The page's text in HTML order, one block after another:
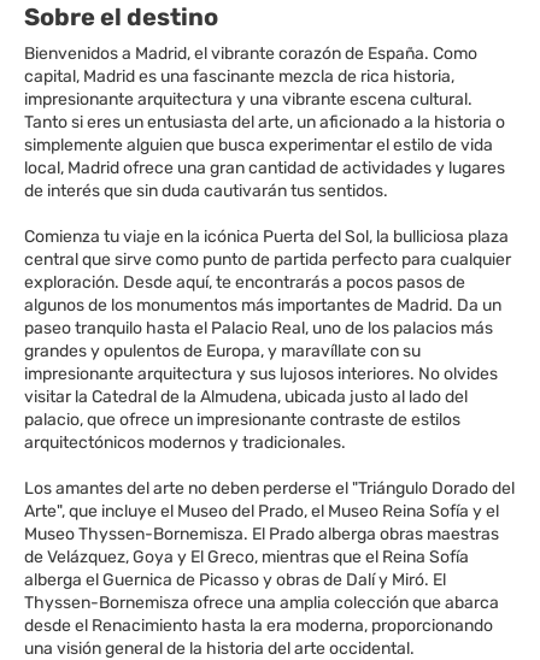
Sobre el destino
Bienvenidos a Madrid, el vibrante corazón de España. Como
capital, Madrid es una fascinante mezcla de rica historia,
impresionante arquitectura y una vibrante escena cultural.
Tanto si eres un entusiasta del arte, un aficionado a la historia o
simplemente alguien que busca experimentar el estilo de vida
local, Madrid ofrece una gran cantidad de actividades y lugares
de interés que sin duda cautivarán tus sentidos.
Comienza tu viaje en la icónica Puerta del Sol, la bulliciosa plaza
central que sirve como punto de partida perfecto para cualquier
exploración. Desde aquí, te encontrarás a pocos pasos de
algunos de los monumentos más importantes de Madrid. Da un
paseo tranquilo hasta el Palacio Real, uno de los palacios más
grandes y opulentos de Europa, y maravíllate con su
impresionante arquitectura y sus lujosos interiores. No olvides
visitar la Catedral de la Almudena, ubicada justo al lado del
palacio, que ofrece un impresionante contraste de estilos
arquitectónicos modernos y tradicionales.
Los amantes del arte no deben perderse el "Triángulo Dorado del
Arte", que incluye el Museo del Prado, el Museo Reina Sofía y el
Museo Thyssen-Bornemisza. El Prado alberga obras maestras
de Velázquez, Goya y El Greco, mientras que el Reina Sofía
alberga el Guernica de Picasso y obras de Dalí y Miró. El
Thyssen-Bornemisza ofrece una amplia colección que abarca
desde el Renacimiento hasta la era moderna, proporcionando
una visión general de la historia del arte occidental.